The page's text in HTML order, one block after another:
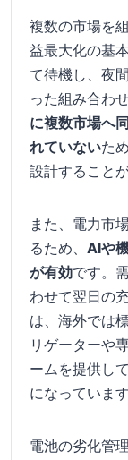
複数の市場を
益最大化の基
て待機し、夜
った組み合わ
に複数市場へ
れていないた
設計すること
また、電力市
るため、 AIや
が有効です。
わせて翌日の
は、海外では
リゲーターや
ームを提供し
になっています
電池の劣化管